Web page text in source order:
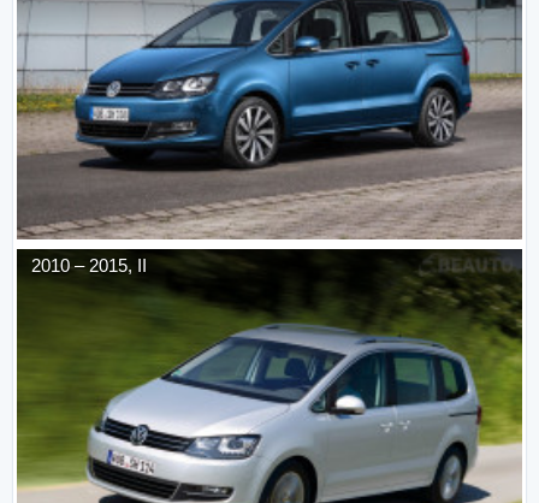
2010– 2015, II